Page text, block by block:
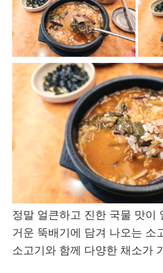
정말 얼큰하고 진한 국물 맛이
거운 뚝배기에 담겨 나오는 소
소고기와 함께 다양한 채소가